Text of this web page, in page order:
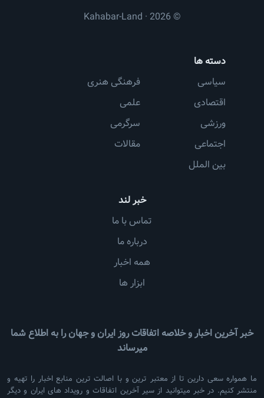
خبر آخرین اخبار و خلاصه اتفاقات روز ایران و جهان را به اطلاع شما
میرساند
ما همواره سعی دارین تا از معتبر ترین و با اصالت ترین منابع اخبار را تهیه و
منتشر کنیم. در خبر میتوانید از سیر آخرین اتفاقات و رویداد های ایران و دیگر
خبر لند
تماس با ما
درباره ما
همه اخبار
ابزار ها
دسته ها
سیاسی
اقتصادی
ورزشی
اجتماعی
بین الملل
فرهنگی هنری
علمی
سرگرمی
مقالات
© 2026 · Kahabar-Land